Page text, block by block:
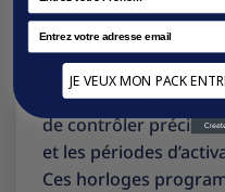
Pour une gestion
piscine, il existe des
de fonctionnalités
de contrôler
et les périodes
Ces horloges
Email
JE VEUX MON PACK